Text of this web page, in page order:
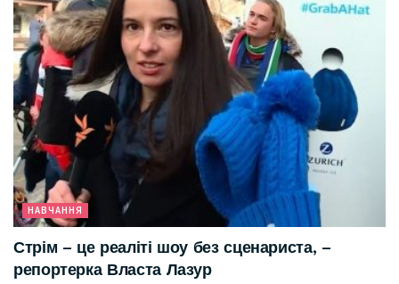
НАВЧАННЯ
Стрім – це реаліті шоу без сценариста, –
репортерка Власта Лазур